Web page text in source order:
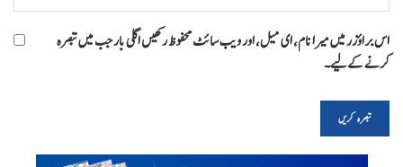
اس براؤزر میں میرا نام، ای میل، اور ویب سائٹ محفوظ رکھیں اگلی بار جب میں تبصرہ
کرنے کےلیے۔